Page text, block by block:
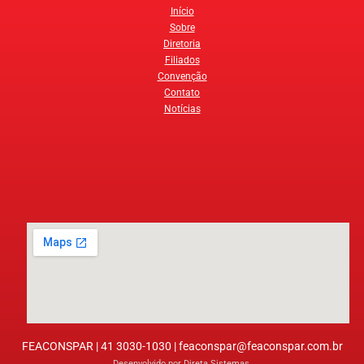
Início
Sobre
Diretoria
Filiados
Convenção
Contato
Notícias
FEACONSPAR | 41 3030-1030 |feaconspar@feaconspar.com.br